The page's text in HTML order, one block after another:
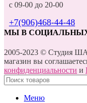
с 09-00 до 20-00
+7(906)468-44-48
МЫ В
2005-2023 © Студия
магазин вы
конфиденциальности и
Меню